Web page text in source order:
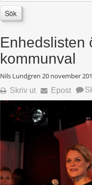
Sök
Enhedslisten
kommunval
Nils Lundgren 20 november
Skriv ut Epost